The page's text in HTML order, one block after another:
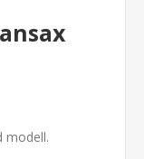
modell.